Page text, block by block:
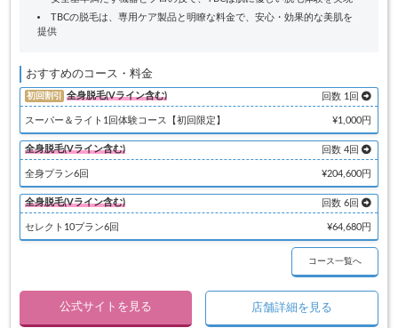
TBCの脱毛は、専用ケア製品と明瞭な料金で、安心・効果的な美肌を
提供
おすすめのコース・料金
初回割引 全身脱毛(Vライン含む) 回数 1回
スーパー＆ライト1回体験コース【初回限定】 ¥1,000円
全身脱毛(Vライン含む) 回数 4回
全身プラン6回 ¥204,600円
全身脱毛(Vライン含む) 回数 6回
セレクト10プラン6回 ¥64,680円
コース一覧へ
公式サイトを見る 店舗詳細を見る